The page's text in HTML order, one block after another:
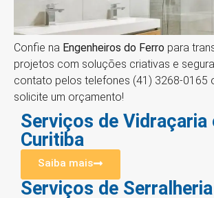
Confie na Engenheiros do Ferro para
projetos com soluções criativas e
contato pelos telefones (41) 3268-0165
solicite um orçamento!
Serviços de Vidraçaria
Curitiba
Saiba mais
Serviços de